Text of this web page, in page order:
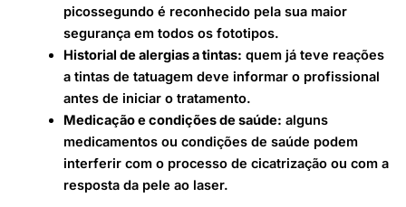
picossegundo é reconhecido pela sua maior
segurança em todos os fototipos.
Historial de alergias a tintas: quem já teve reações
a tintas de tatuagem deve informar o profissional
antes de iniciar o tratamento.
Medicação e condições de saúde: alguns
medicamentos ou condições de saúde podem
interferir com o processo de cicatrização ou com a
resposta da pele ao laser.